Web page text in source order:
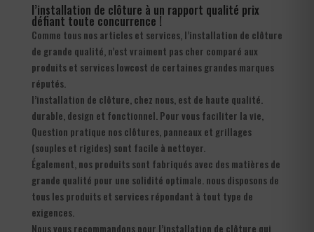
l’installation de clôture à un rapport qualité prix
défiant toute concurrence !
Comme tous nos articles et services, l’installation de clôture
de grande qualité, n’est vraiment pas cher comparé aux
produits et services lowcost de certaines grandes marques
réputés.
l’installation de clôture, chez nous, est de haute qualité.
durable, design et fonctionnel. Pour vous faciliter la vie,
Question pratique nos clôtures, panneaux et grillages
(souples et rigides) sont facile à nettoyer.
Également, nos produits sont fabriqués avec des matières de
grande qualité pour une solidité optimale. nous disposons de
tous les produits et services répondant à tout type de
exigences.
Nous vous recommandons pour l’installation de clôture qui